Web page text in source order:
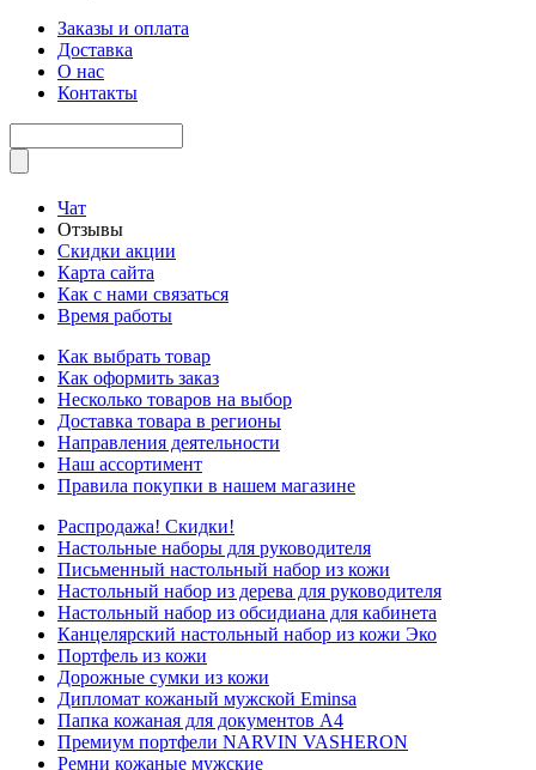
Заказы и оплата
Доставка
О нас
Контакты
Чат
Отзывы
Скидки акции
Карта сайта
Как с нами связаться
Время работы
Как выбрать товар
Как оформить заказ
Несколько товаров на выбор
Доставка товара в регионы
Направления деятельности
Наш ассортимент
Правила покупки в нашем магазине
Распродажа! Скидки!
Настольные наборы для руководителя
Письменный настольный набор из кожи
Настольный набор из дерева для руководителя
Настольный набор из обсидиана для кабинета
Канцелярский настольный набор из кожи Эко
Портфель из кожи
Дорожные сумки из кожи
Дипломат кожаный мужской Eminsa
Папка кожаная для документов А4
Премиум портфели NARVIN VASHERON
Ремни кожаные мужские